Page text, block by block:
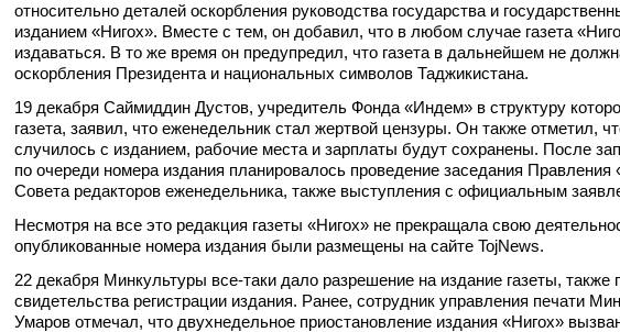
относительно деталей оскорбления руководства государства и
изданием «Нигох». Вместе с тем, он добавил, что в любом случае газета
издаваться. В то же время он предупредил, что газета в дальнейшем не
оскорбления Президента и национальных символов Таджикистана.
19 декабря Саймиддин Дустов, учредитель Фонда «Индем» в структуру
газета, заявил, что еженедельник стал жертвой цензуры. Он также отметил,
случилось с изданием, рабочие места и зарплаты будут сохранены. После
по очереди номера издания планировалось проведение заседания
Совета редакторов еженедельника, также выступления с официальным
Несмотря на все это редакция газеты «Нигох» не прекращала свою
опубликованные номера издания были размещены на сайте TojNews.
22 декабря Минкультуры все-таки дало разрешение на издание газеты, также
свидетельства регистрации издания. Ранее, сотрудник управления печати
Умаров отмечал, что двухнедельное приостановление издания «Нигох»